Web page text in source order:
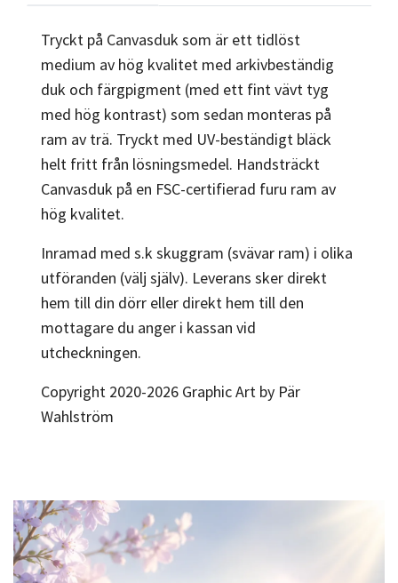
Tryckt på Canvasduk som är ett tidlöst
medium av hög kvalitet med arkivbeständig
duk och färgpigment (med ett fint vävt tyg
med hög kontrast) som sedan monteras på
ram av trä. Tryckt med UV-beständigt bläck
helt fritt från lösningsmedel. Handsträckt
Canvasduk på en FSC-certifierad furu ram av
hög kvalitet.
Inramad med s.k skuggram (svävar ram) i olika
utföranden (välj själv). Leverans sker direkt
hem till din dörr eller direkt hem till den
mottagare du anger i kassan vid
utcheckningen.
Copyright 2020-2026 Graphic Art by Pär
Wahlström